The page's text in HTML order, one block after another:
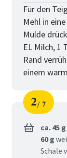
Für den
Mehl in
Mulde
EL Milch, 1
Rand
einem
Schritt
2
von
7
ca. 45 g
60 g
Schale